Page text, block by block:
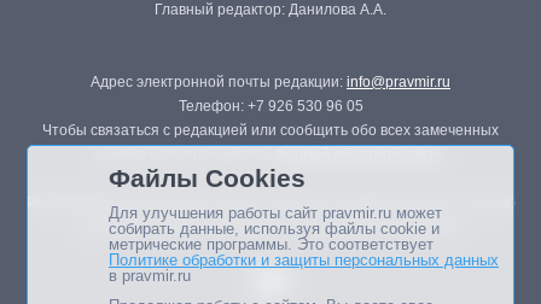
Главный редактор: Данилова А.А.
Адрес электронной почты редакции: info@pravmir.ru
Телефон: +7 926 530 96 05
Чтобы связаться с редакцией или сообщить обо всех замеченных
Републикация материалов сайта в печатных изданиях (книгах, прессе)
возможна только с письменного разрешения редакции.
Файлы Cookies
Для улучшения работы сайт pravmir.ru может
собирать данные, используя файлы cookie и
метрические программы. Это соответствует
Политике обработки и защиты персональных данных
в pravmir.ru